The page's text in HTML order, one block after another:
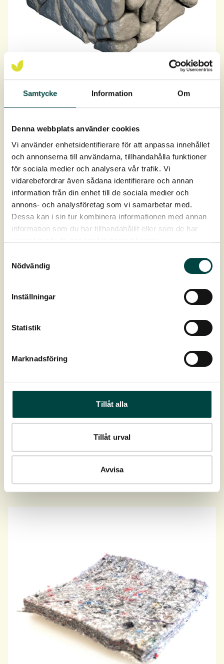
Samtycke Information Om
Denna webbplats använder cookies
Vi använder enhetsidentifierare för att anpassa innehållet
och annonserna till användarna, tillhandahålla funktioner
för sociala medier och analysera vår trafik. Vi
vidarebefordrar även sådana identifierare och annan
information från din enhet till de sociala medier och
annons- och analysföretag som vi samarbetar med.
Dessa kan i sin tur kombinera informationen med annan
information som du har tillhandahållit eller som de har
samlat in när du har använt deras tjänster.
Nödvändig
Inställningar
Statistik
Marknadsföring
Tillåt alla
Tillåt urval
Avvisa
Opbygning
VegTech Sedummåtte
VT-filt
med makadam)
Murstenene skal beskytte sedummåtternes kanter
Sedummåtte
Anvendes som vegetation på tag, jord og stendiger.
Sedummåtte med biokuldyrkes med hårdføre